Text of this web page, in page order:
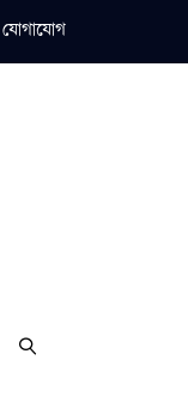
যোগাযোগ